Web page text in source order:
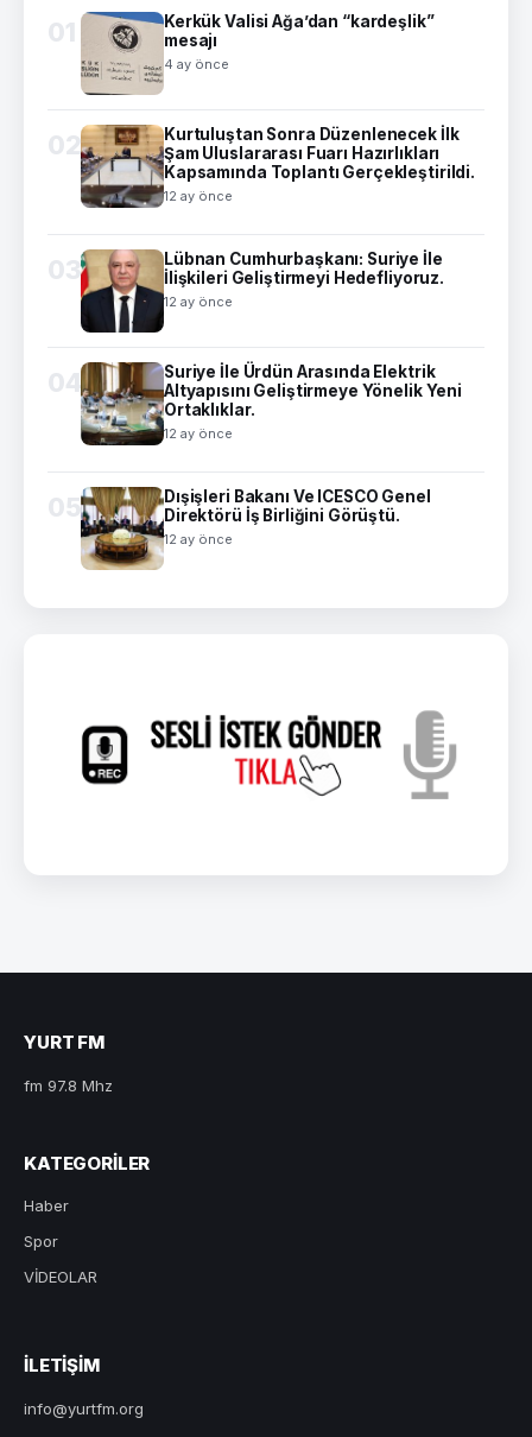
01
Kerkük Valisi Ağa’dan “kardeşlik”
mesajı
4 ay önce
02
Kurtuluştan Sonra Düzenlenecek İlk
Şam Uluslararası Fuarı Hazırlıkları
Kapsamında Toplantı Gerçekleştirildi.
12 ay önce
03
Lübnan Cumhurbaşkanı: Suriye İle
İlişkileri Geliştirmeyi Hedefliyoruz.
12 ay önce
04
Suriye İle Ürdün Arasında Elektrik
Altyapısını Geliştirmeye Yönelik Yeni
Ortaklıklar.
12 ay önce
05
Dışişleri Bakanı Ve ICESCO Genel
Direktörü İş Birliğini Görüştü.
12 ay önce
YURT FM
fm 97.8 Mhz
KATEGORILER
Haber
Spor
VİDEOLAR
ILETIŞIM
info@yurtfm.org